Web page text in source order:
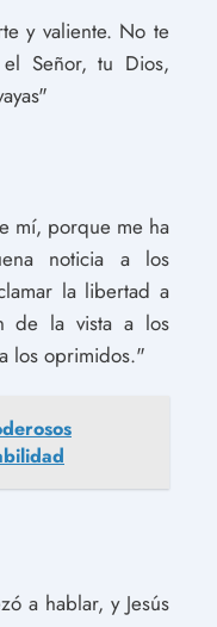
y valiente. No te
Señor, tu Dios,
mí, porque me ha
noticia a los
la libertad a
de la vista a los
los oprimidos."
a hablar, y Jesús